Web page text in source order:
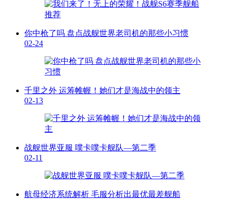
你中枪了吗 盘点战舰世界老司机的那些小习惯
02-24
千里之外 运筹帷幄！她们才是海战中的领主
02-13
战舰世界亚服 噗卡噗卡舰队—第二季
02-11
航母经济系统解析 毛服分析出最优最差舰船